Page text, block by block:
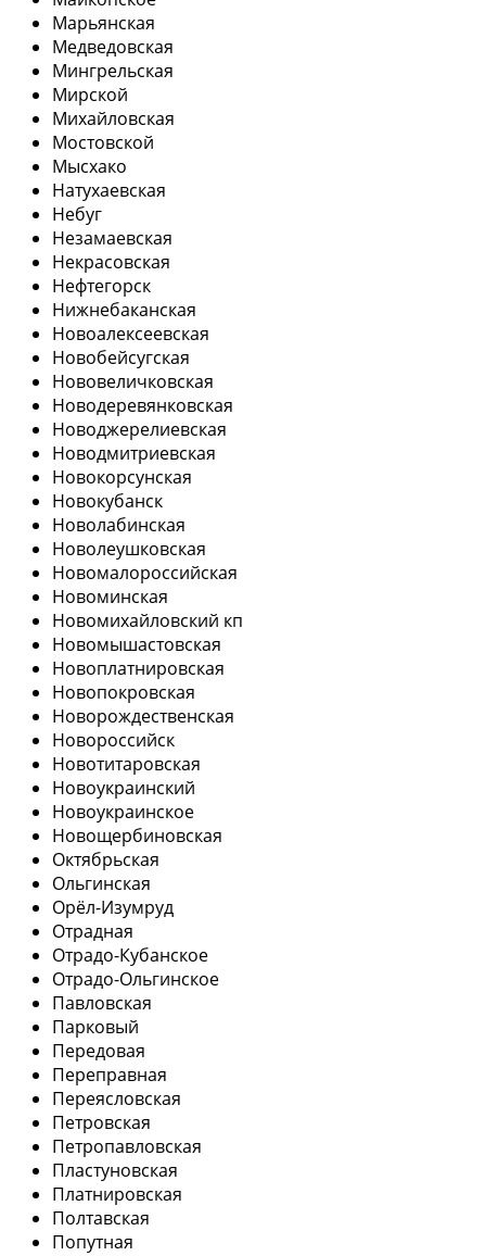
Марьянская
Медведовская
Мингрельская
Мирской
Михайловская
Мостовской
Мысхако
Натухаевская
Небуг
Незамаевская
Некрасовская
Нефтегорск
Нижнебаканская
Новоалексеевская
Новобейсугская
Нововеличковская
Новодеревянковская
Новоджерелиевская
Новодмитриевская
Новокорсунская
Новокубанск
Новолабинская
Новолеушковская
Новомалороссийская
Новоминская
Новомихайловский кп
Новомышастовская
Новоплатнировская
Новопокровская
Новорождественская
Новороссийск
Новотитаровская
Новоукраинский
Новоукраинское
Новощербиновская
Октябрьская
Ольгинская
Орёл-Изумруд
Отрадная
Отрадо-Кубанское
Отрадо-Ольгинское
Павловская
Парковый
Передовая
Переправная
Переясловская
Петровская
Петропавловская
Пластуновская
Платнировская
Полтавская
Попутная